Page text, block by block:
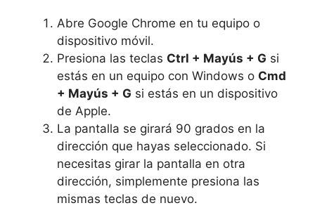
Abre Google Chrome en tu equipo o
dispositivo móvil.
Presiona las teclas Ctrl + Mayús + G si
estás en un equipo con Windows o Cmd
+ Mayús + G si estás en un dispositivo
de Apple.
La pantalla se girará 90 grados en la
dirección que hayas seleccionado. Si
necesitas girar la pantalla en otra
dirección, simplemente presiona las
mismas teclas de nuevo.